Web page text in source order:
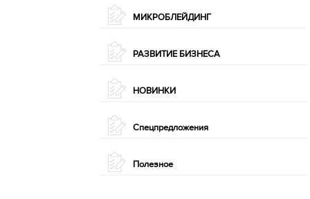
МИКРОБЛЕЙДИНГ
РАЗВИТИЕ БИЗНЕСА
НОВИНКИ
Спецпредложения
Полезное